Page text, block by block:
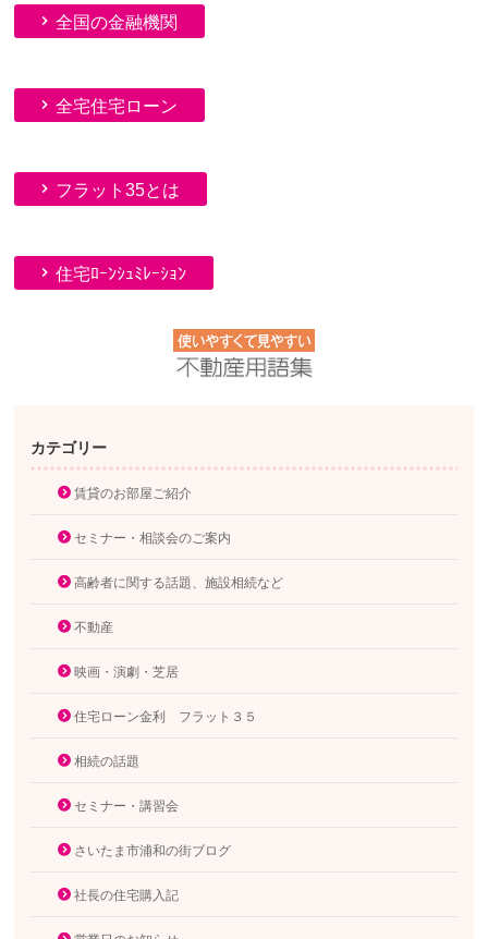
全国の金融機関
全宅住宅ローン
フラット35とは
住宅ﾛｰﾝｼｭﾐﾚｰｼｮﾝ
カテゴリー
賃貸のお部屋ご紹介
セミナー・相談会のご案内
高齢者に関する話題、施設相続など
不動産
映画・演劇・芝居
住宅ローン金利 フラット３５
相続の話題
セミナー・講習会
さいたま市浦和の街ブログ
社長の住宅購入記